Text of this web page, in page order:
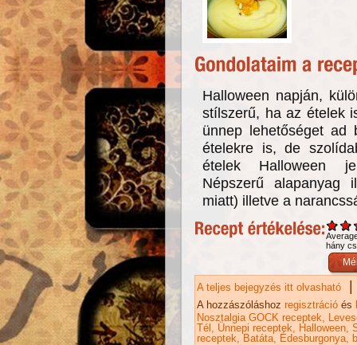
Halloween napján,
stílszerű, ha az ételek
ünnep lehetőséget ad
ételekre is, de
ételek Halloween
Népszerű alapanyag
miatt) illetve a
hány
A teljes bejegyzés itt olvasható |
A hozzászóláshoz regisztráció és
Nosztalgia GOCK receptek
Tél
Ünnepi receptek Halloween
receptek
Batáta Édesburgonya